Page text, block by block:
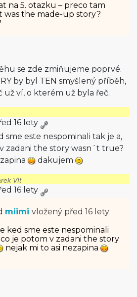
na 5. otazku – preco tam
was the made-up story?
se zde zmiňujeme poprvé.
by byl TEN smyšlený příběh,
ví, o kterém už byla řeč.
16 lety
sme este nespominali tak je a,
zadani the story wasn´t true?
dakujem
Vít
16 lety
miimi vložený před 16 lety
ked sme este nespominali
je potom v zadani the story
nejak mi to asi nezapina